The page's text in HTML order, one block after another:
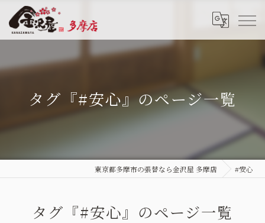
タグ『#安心』のページ一覧
東京都多摩市の張替なら金沢屋 多摩店 #安心
タグ『#安心』のページ一覧